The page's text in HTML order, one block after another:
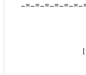
-=-=-=-=-=-=-